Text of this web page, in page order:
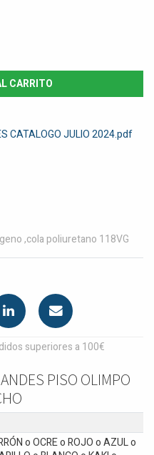
CARRITO
CATALOGO JULIO 2024.pdf
,cola poliuretano 118VG
superiores a 100€
PISO OLIMPO
oOCREoROJOoAZULo